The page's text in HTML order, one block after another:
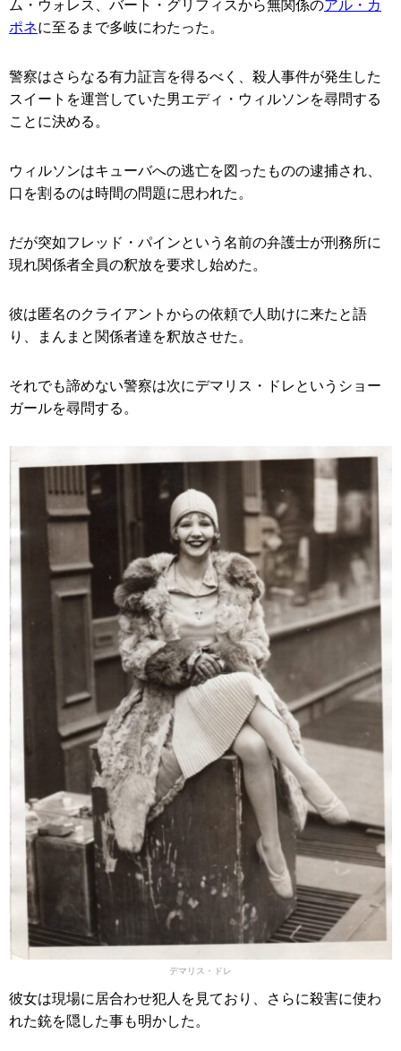
ム・ウォレス、バート・グリフィスから無関係のアル・カ
ポネに至るまで多岐にわたった。
警察はさらなる有力証言を得るべく、殺人事件が発生した
スイートを運営していた男エディ・ウィルソンを尋問する
ことに決める。
ウィルソンはキューバへの逃亡を図ったものの逮捕され、
口を割るのは時間の問題に思われた。
だが突如フレッド・パインという名前の弁護士が刑務所に
現れ関係者全員の釈放を要求し始めた。
彼は匿名のクライアントからの依頼で人助けに来たと語
り、まんまと関係者達を釈放させた。
それでも諦めない警察は次にデマリス・ドレというショー
ガールを尋問する。
デマリス・ドレ
彼女は現場に居合わせ犯人を見ており、さらに殺害に使わ
れた銃を隠した事も明かした。